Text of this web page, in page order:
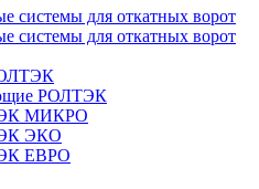
системы для откатных ворот
системы для откатных ворот
РОЛТЭК
МИКРО
ЭКО
ЕВРО